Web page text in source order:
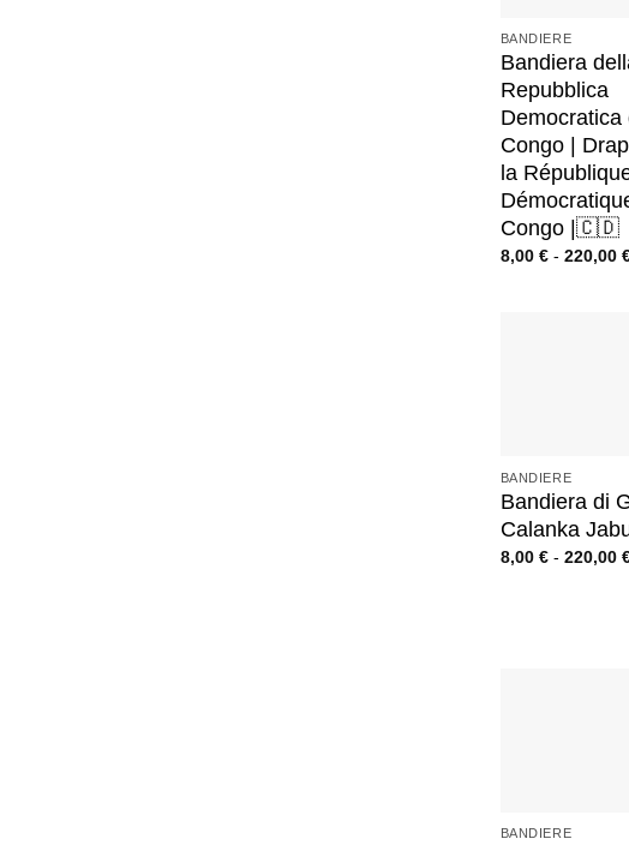
BANDIERE
Bandiera
Repubblica
Democratica
Congo |
la
Congo |🇨🇩
8,00 € - 220,00
BANDIERE
Bandiera di
Calanka
8,00 € - 220,00
BANDIERE